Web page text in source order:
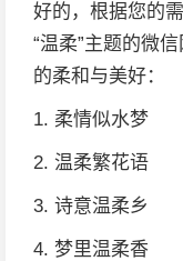
好的，根据您的
“温柔”主题的微
的柔和与美好：
1. 柔情似水梦
2. 温柔繁花语
3. 诗意温柔乡
4. 梦里温柔香